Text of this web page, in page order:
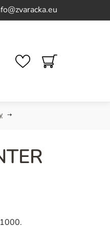
@zvaracka.eu
NÁKUPNÝ
KOŠÍK